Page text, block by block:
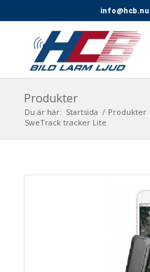
info@hcb.nu
Produkter
Du är här: Startsida / Produkter
SweTrack tracker Lite